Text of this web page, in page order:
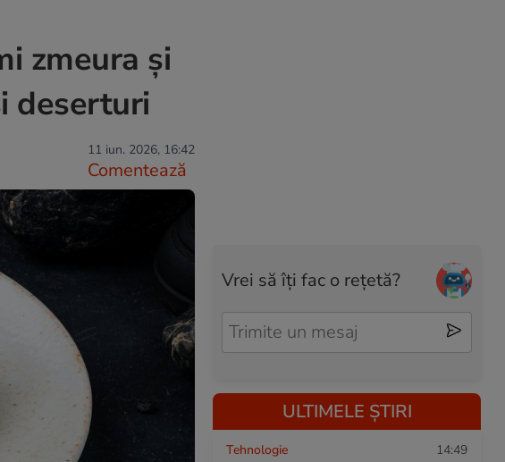
zmeura și
deserturi
11 iun. 2026, 16:42
Comentează
Vrei să îți fac o rețetă?
ULTIMELE ȘTIRI
Tehnologie 14:49